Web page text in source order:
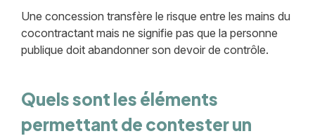
Une concession transfère le risque entre les mains du
cocontractant mais ne signifie pas que la personne
publique doit abandonner son devoir de contrôle.
Quels sont les éléments
permettant de contester un